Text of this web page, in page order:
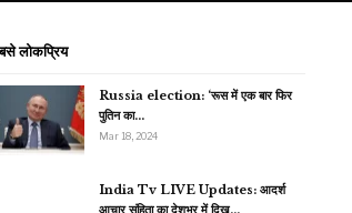
लोकप्रिय
Russia election: ‘रूस में एक बार फिर
पुतिन का…
Mar 18, 2024
India Tv LIVE Updates: आदर्श